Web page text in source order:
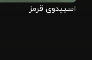
اسپیدوی قرمز